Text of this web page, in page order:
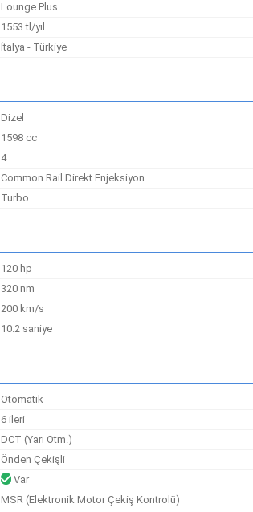
Lounge Plus
1553 tl/yıl
İtalya - Türkiye
Dizel
1598 cc
4
Common Rail Direkt Enjeksiyon
Turbo
120 hp
320 nm
200 km/s
10.2 saniye
Otomatik
6 ileri
DCT (Yarı Otm.)
Önden Çekişli
Var
MSR (Elektronik Motor Çekiş Kontrolü)